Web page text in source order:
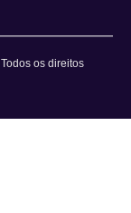
os direitos